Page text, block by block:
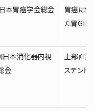
本胃癌学会総会
胃癌に併
た胃
本消化器内視
会
上部直腸
ステント